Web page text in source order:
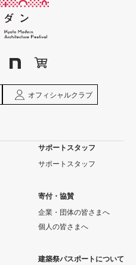
オフィシャルクラブ
サポートスタッフ
サポートスタッフ
寄付・協賛
企業・団体の皆さまへ
個人の皆さまへ
建築祭パスポートについて